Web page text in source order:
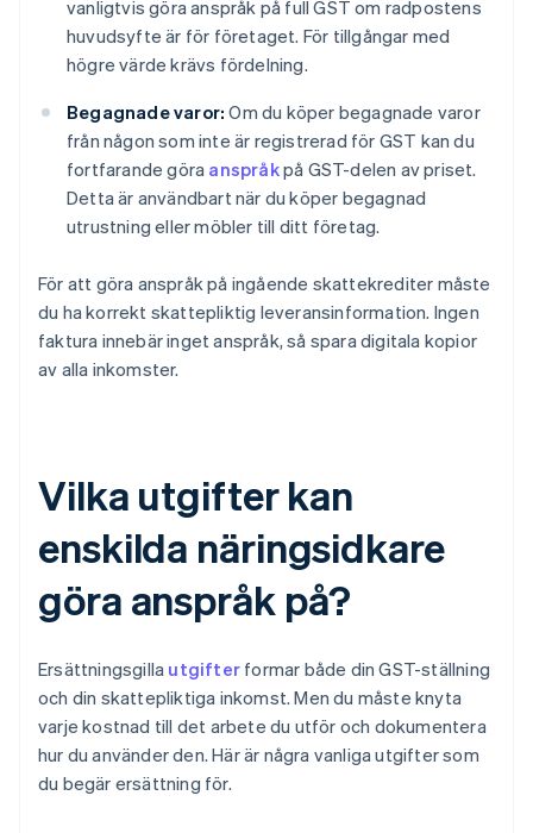
vanligtvis göra anspråk på full GST om radpostens
huvudsyfte är för företaget. För tillgångar med
högre värde krävs fördelning.
Begagnade varor: Om du köper begagnade varor
från någon som inte är registrerad för GST kan du
fortfarande göra anspråkpå GST-delen av priset.
Detta är användbart när du köper begagnad
utrustning eller möbler till ditt företag.
För att göra anspråk på ingående skattekrediter måste
du ha korrekt skattepliktig leveransinformation. Ingen
faktura innebär inget anspråk, så spara digitala kopior
av alla inkomster.
Vilka utgifter kan
enskilda näringsidkare
göra anspråk på?
Ersättningsgilla utgifter formar både din GST-ställning
och din skattepliktiga inkomst. Men du måste knyta
varje kostnad till det arbete du utför och dokumentera
hur du använder den. Här är några vanliga utgifter som
du begär ersättning för.